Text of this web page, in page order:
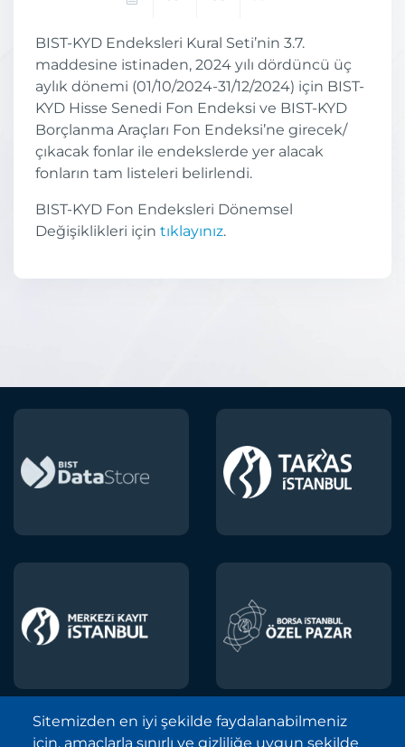
BIST-KYD Endeksleri Kural Seti’nin 3.7.
maddesine istinaden, 2024 yılı dördüncü üç
aylık dönemi (01/10/2024-31/12/2024) için BIST-
KYD Hisse Senedi Fon Endeksi ve BIST-KYD
Borçlanma Araçları Fon Endeksi’ne girecek/
çıkacak fonlar ile endekslerde yer alacak
fonların tam listeleri belirlendi.
BIST-KYD Fon Endeksleri Dönemsel
Değişiklikleri için tıklayınız.
Sitemizden en iyi şekilde faydalanabilmeniz
için, amaçlarla sınırlı ve gizliliğe uygun şekilde